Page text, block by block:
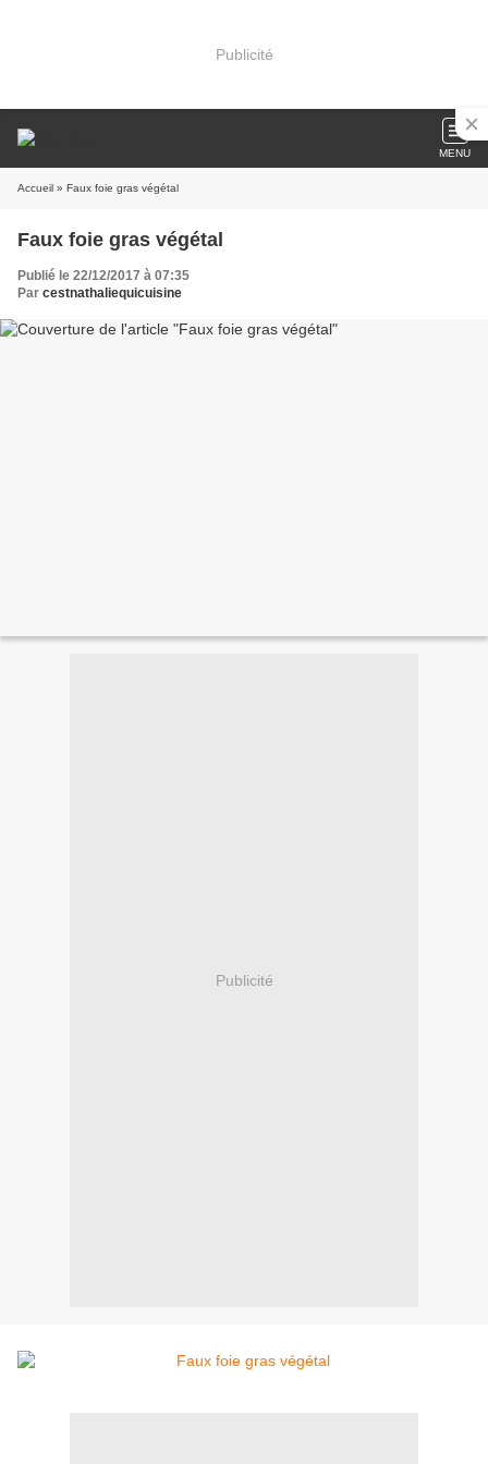
Publicité
MENU
Accueil » Faux foie gras végétal
Faux foie gras végétal
Publié le 22/12/2017 à 07:35
Par cestnathaliequicuisine
Publicité